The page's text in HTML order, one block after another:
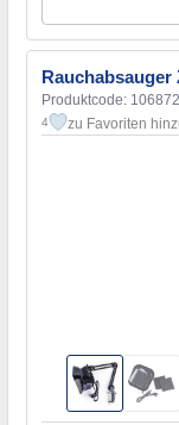
Rauchabsauger
Produktcode: 106872
4 zu Favoriten